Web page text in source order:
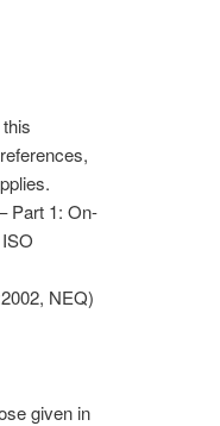
Part 1: On-
NEQ)
given in